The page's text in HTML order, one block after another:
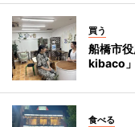
買う
船橋市
kibaco
食べる